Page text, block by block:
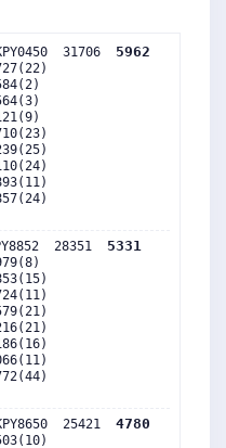
31706 5962
28351 5331
25421 4780